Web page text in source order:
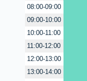
08:00-09:00
09:00-10:00
10:00-11:00
11:00-12:00
12:00-13:00
13:00-14:00